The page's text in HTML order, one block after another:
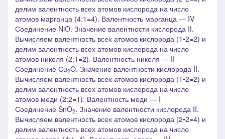
делим валентность всех атомов кислорода на число
атомов марганца (4:1=4). Валентность марганца ― IV
Соединение NiO. Значение валентности кислорода II.
Вычисляем валентность всех атомов кислорода (1•2=2) и
делим валентность всех атомов кислорода на число
атомов никеля (2:1=2). Валентность никеля ― II
Соединение Сu2O. Значение валентности кислорода II.
Вычисляем валентность всех атомов кислорода (1•2=2) и
делим валентность всех атомов кислорода на число
атомов меди (2:2=1). Валентность меди ― I
Соединение SnO2. Значение валентности кислорода II.
Вычисляем валентность всех атомов кислорода (2•2=4) и
делим валентность всех атомов кислорода на число